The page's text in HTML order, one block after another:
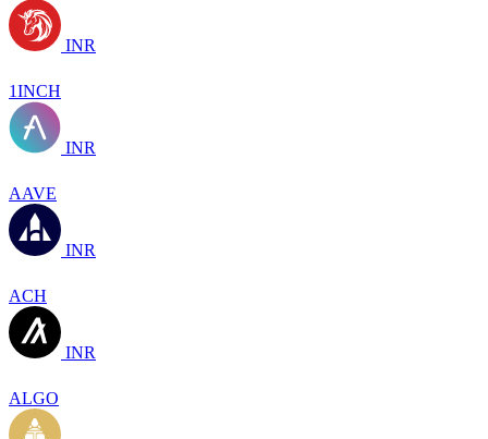
INR
1INCH
INR
AAVE
INR
ACH
INR
ALGO